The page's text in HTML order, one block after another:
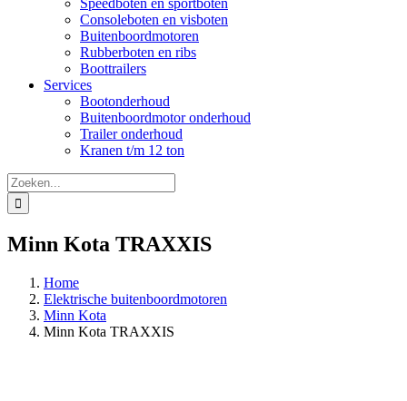
Speedboten en sportboten
Consoleboten en visboten
Buitenboordmotoren
Rubberboten en ribs
Boottrailers
Services
Bootonderhoud
Buitenboordmotor onderhoud
Trailer onderhoud
Kranen t/m 12 ton
Zoeken
naar:
Minn Kota TRAXXIS
Home
Elektrische buitenboordmotoren
Minn Kota
Minn Kota TRAXXIS